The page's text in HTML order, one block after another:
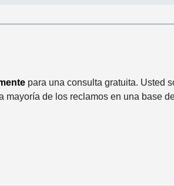
para una consulta gratuita. Usted
mayoría de los reclamos en una base